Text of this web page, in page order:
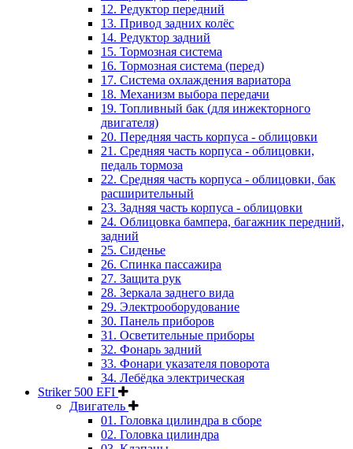
12. Редуктор передний
13. Привод задних колёс
14. Редуктор задний
15. Тормозная система
16. Тормозная система (перед)
17. Система охлаждения вариатора
18. Механизм выбора передачи
19. Топливный бак (для инжекторного
двигателя)
20. Передняя часть корпуса - облицовки
21. Средняя часть корпуса - облицовки,
педаль тормоза
22. Средняя часть корпуса - облицовки, бак
расширительный
23. Задняя часть корпуса - облицовки
24. Облицовка бампера, багажник передний,
задний
25. Сиденье
26. Спинка пассажира
27. Защита рук
28. Зеркала заднего вида
29. Электрооборудование
30. Панель приборов
31. Oсветительные приборы
32. Фонарь задний
33. Фонари указателя поворота
34. Лебёдка электрическая
Striker 500 EFI
Двигатель
01. Головка цилиндра в сборе
02. Головка цилиндра